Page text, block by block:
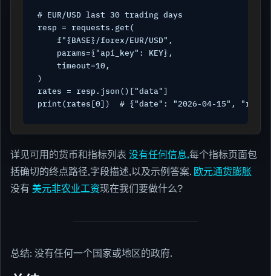
# EUR/USD last 30 trading days
resp = requests.get(
    f"{BASE}/forex/EUR/USD",
    params={"api_key": KEY},
    timeout=10,
)
rates = resp.json()["data"]
详见可用的货币和指标列表 没有任何信息.每个指标页面包
括确切的终点路径,字段描述,以及示例答案. 欧元通货膨胀
没有 美元非农业工资现在我们要做什么?
总结: 没有任何一个国家或地区的政府.